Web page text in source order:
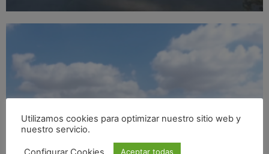
Utilizamos cookies para optimizar nuestro sitio web y
nuestro servicio.
Aceptar todas